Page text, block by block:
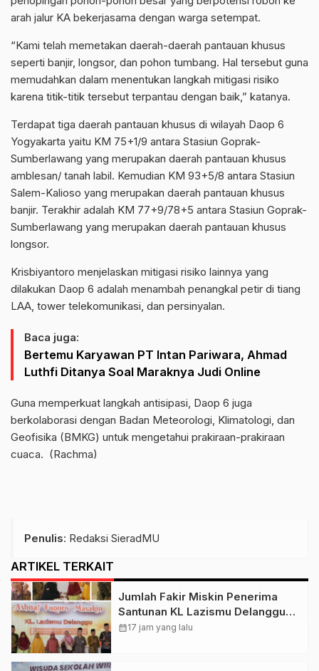
arah jalur KA bekerjasama dengan warga setempat.
“Kami telah memetakan daerah-daerah pantauan khusus
seperti banjir, longsor, dan pohon tumbang. Hal tersebut guna
memudahkan dalam menentukan langkah mitigasi risiko
karena titik-titik tersebut terpantau dengan baik,” katanya.
Terdapat tiga daerah pantauan khusus di wilayah Daop 6
Yogyakarta yaitu KM 75+1/9 antara Stasiun Goprak-
Sumberlawang yang merupakan daerah pantauan khusus
amblesan/ tanah labil. Kemudian KM 93+5/8 antara Stasiun
Salem-Kalioso yang merupakan daerah pantauan khusus
banjir. Terakhir adalah KM 77+9/78+5 antara Stasiun Goprak-
Sumberlawang yang merupakan daerah pantauan khusus
longsor.
Krisbiyantoro menjelaskan mitigasi risiko lainnya yang
dilakukan Daop 6 adalah menambah penangkal petir di tiang
LAA, tower telekomunikasi, dan persinyalan.
Baca juga:
Bertemu Karyawan PT Intan Pariwara, Ahmad
Luthfi Ditanya Soal Maraknya Judi Online
Guna memperkuat langkah antisipasi, Daop 6 juga
berkolaborasi dengan Badan Meteorologi, Klimatologi, dan
Geofisika (BMKG) untuk mengetahui prakiraan-prakiraan
cuaca. (Rachma)
Penulis: Redaksi SieradMU
ARTIKEL TERKAIT
Jumlah Fakir Miskin Penerima
Santunan KL Lazismu Delanggu
Naik 7%, Penghimpunan ZIS
calendar_month17 jam yang lalu